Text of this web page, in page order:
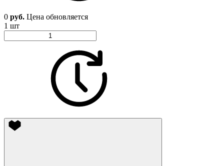
0 руб. Цена обновляется
1 шт